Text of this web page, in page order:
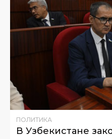
ПОЛИТИКА
В Узбекистане